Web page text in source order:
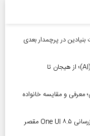
بنیادین در پرچمدار بعدی
رشد خیره‌کننده بازار توکن‌های هوش مصنوعی (AI)؛ از هیجان تا
و مقایسه خانواده
بحران باتری در گوشی‌های سامسونگ؛ آیا به‌روزرسانی One UI ۸.۵ مقصر